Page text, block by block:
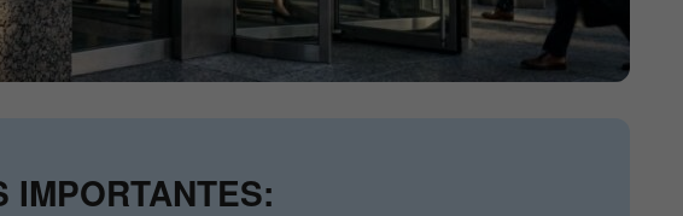
IMPORTANTES: